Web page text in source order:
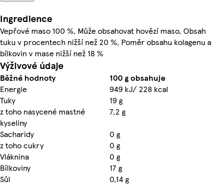
Ingredience
Vepřové maso 100 %, Může obsahovat hovězí maso, Obsah
tuku v procentech nižší než 20 %, Poměr obsahu kolagenu a
bílkovin v mase nižší než 18 %
Výživové údaje
Běžné hodnoty
100 g obsahuje
Energie
949 kJ/ 228 kcal
Tuky
19 g
z toho nasycené mastné
kyseliny
7,2 g
Sacharidy
0 g
z toho cukry
0 g
Vláknina
0 g
Bílkoviny
17 g
Sůl
0,14 g